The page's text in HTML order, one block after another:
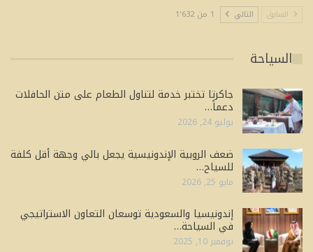
السابق التالي 1 من 1٬632
السياحة
جاكرتا تختبر خدمة لتناول الطعام على متن الحافلات
دعماً…
يوليو 24, 2026
ضعف الروبية الإندونيسية يجعل بالي وجهة أقل كلفة
للسياح…
مايو 25, 2026
إندونيسيا والسعودية توسعان التعاون الاستراتيجي
في السياحة…
نوفمبر 10, 2025